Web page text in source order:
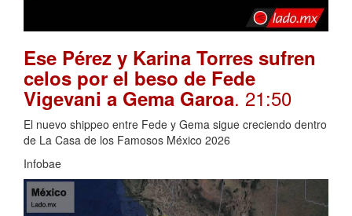
Ese Pérez y Karina Torres sufren
celos por el beso de Fede
Vigevani a Gema Garoa. 21:50
El nuevo shippeo entre Fede y Gema sigue creciendo dentro
de La Casa de los Famosos México 2026
Infobae